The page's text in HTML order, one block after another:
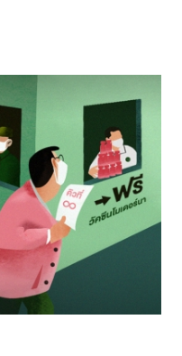
LINE EMAIL